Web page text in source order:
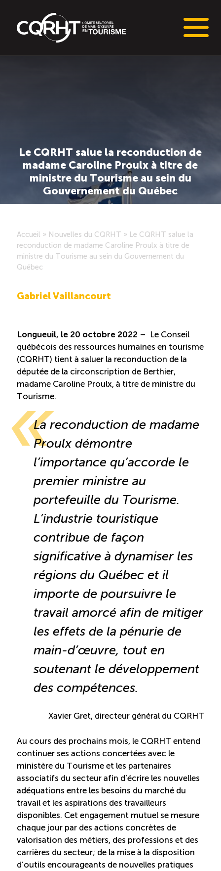
Main-d’oeuvre en tourisme
Le pôle IMT
Saisonnalité des emplois
Outils et ressources
Descriptions de fonction
Balados
Diffusion d’offres d’emploi en ligne
Programmes d’aide et subventions
Recrutement de travailleurs étrangers
Compétences et formations
Nouvelles formations
Formation sur mesure
Programme EMERIT
Cuisinier : alternance travail-étude
Apprentissage en milieu de travail
Reconnaissance des compétences
Destination IA
Diagnostic Nord-du-Québec
Programme de francisation
Métiers et carrières en tourisme
Le CQRHT salue la reconduction de
madame Caroline Proulx à titre de
ministre du Tourisme au sein du
Gouvernement du Québec
Accueil » Nouvelles du CQRHT » Le CQRHT salue la
reconduction de madame Caroline Proulx à titre de
ministre du Tourisme au sein du Gouvernement du
Québec
Gabriel Vaillancourt
Longueuil, le 20 octobre 2022 – Le Conseil
québécois des ressources humaines en tourisme
(CQRHT) tient à saluer la reconduction de la
députée de la circonscription de Berthier,
madame Caroline Proulx, à titre de ministre du
Tourisme.
La reconduction de madame
Proulx démontre
l’importance qu’accorde le
premier ministre au
portefeuille du Tourisme.
L’industrie touristique
contribue de façon
significative à dynamiser les
régions du Québec et il
importe de poursuivre le
travail amorcé afin de mitiger
les effets de la pénurie de
main-d’œuvre, tout en
soutenant le développement
des compétences.
Xavier Gret, directeur général du CQRHT
Au cours des prochains mois, le CQRHT entend
continuer ses actions concertées avec le
ministère du Tourisme et les partenaires
associatifs du secteur afin d’écrire les nouvelles
adéquations entre les besoins du marché du
travail et les aspirations des travailleurs
disponibles. Cet engagement mutuel se mesure
chaque jour par des actions concrètes de
valorisation des métiers, des professions et des
carrières du secteur; de la mise à la disposition
d’outils encourageants de nouvelles pratiques